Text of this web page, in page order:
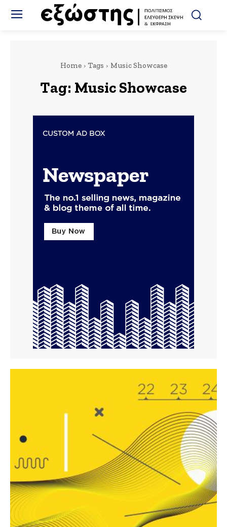
Home Tags Music Showcase
Tag: Music Showcase